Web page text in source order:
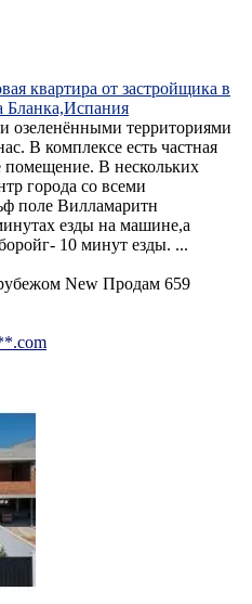
квартира от застройщика в
Бланка,Испания
озеленёнными территориями
В комплексе есть частная
помещение. В нескольких
города со всеми
поле Вилламаритн
езды на машине,а
10 минут езды. ...
New Продам 659